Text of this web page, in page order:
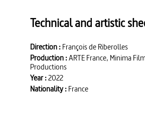
et rapporter des îles Moluques, dans
clou de girofle.
Technical and artistic
Direction :François de Riberolles
Production :ARTE France, Minima
Productions
Year :2022
Nationality :France